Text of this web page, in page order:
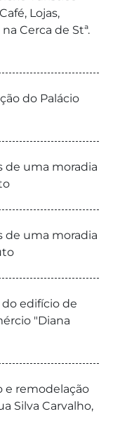
Lojas,
Cerca de Stª.
do Palácio
de uma moradia
de uma moradia
do edifício de
"Diana
e remodelação
Silva Carvalho,